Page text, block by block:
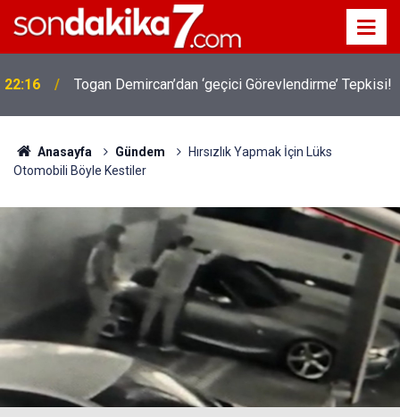
22:16 Togan Demircan’dan ‘geçici Görevlendirme’ Tepkisi!
Anasayfa Gündem
Hırsızlık Yapmak İçin Lüks
Otomobili Böyle Kestiler